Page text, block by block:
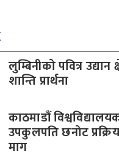
लुम्बिनीको पवित्र उद्यान
शान्ति प्रार्थना
काठमाडौं
उपकुलपति छनोट
माग